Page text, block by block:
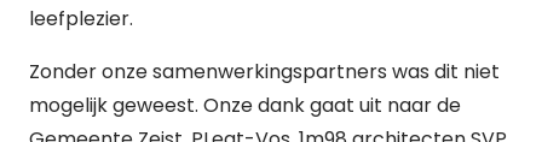
leefplezier.
Zonder onze samenwerkingspartners was dit niet
mogelijk geweest. Onze dank gaat uit naar de